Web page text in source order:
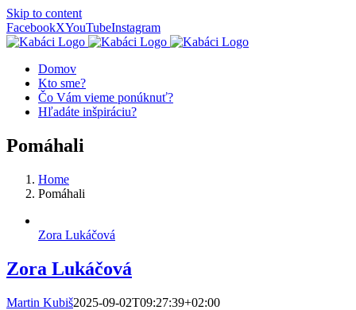
Skip to content
FacebookXYouTubeInstagram
Domov
Kto sme?
Čo Vám vieme ponúknuť?
Hľadáte inšpiráciu?
Pomáhali
Home
Pomáhali
Zora Lukáčová
Zora Lukáčová
Martin Kubiš2025-09-02T09:27:39+02:00